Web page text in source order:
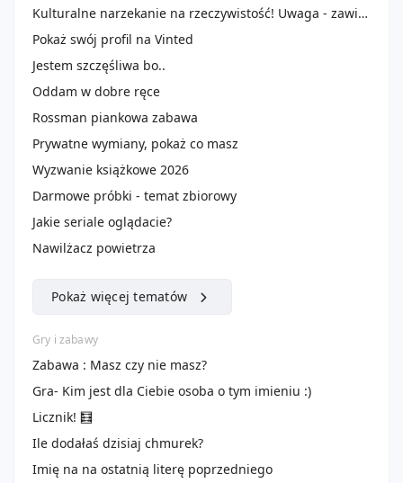
Kulturalne narzekanie na rzeczywistość! Uwaga - zawiera offtopy!
Pokaż swój profil na Vinted
Jestem szczęśliwa bo..
Oddam w dobre ręce
Rossman piankowa zabawa
Prywatne wymiany, pokaż co masz
Wyzwanie książkowe 2026
Darmowe próbki - temat zbiorowy
Jakie seriale oglądacie?
Nawilżacz powietrza
Pokaż więcej tematów
Gry i zabawy
Zabawa : Masz czy nie masz?
Gra- Kim jest dla Ciebie osoba o tym imieniu :)
Licznik! 🧮
Ile dodałaś dzisiaj chmurek?
Imię na na ostatnią literę poprzedniego